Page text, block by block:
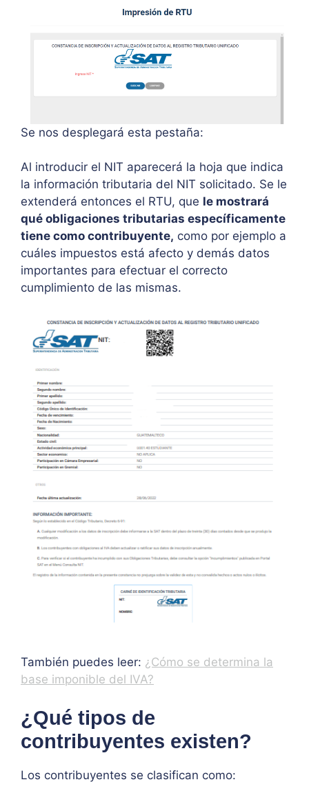
Se nos desplegará esta pestaña:
Al introducir el NIT aparecerá la hoja que indica
la información tributaria del NIT solicitado. Se le
extenderá entonces el RTU, que le mostrará
qué obligaciones tributarias específicamente
tiene como contribuyente, como por ejemplo a
cuáles impuestos está afecto y demás datos
importantes para efectuar el correcto
cumplimiento de las mismas.
También puedes leer: ¿Cómo se determina la
base imponible del IVA?
¿Qué tipos de
contribuyentes existen?
Los contribuyentes se clasifican como: